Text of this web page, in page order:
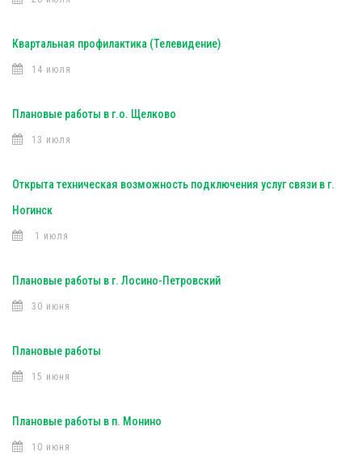
Квартальная профилактика (Телевидение)
14 июля
Плановые работы в г.о. Щелково
13 июля
Открыта техническая возможность подключения услуг связи в г.
Ногинск
1 июля
Плановые работы в г. Лосино-Петровский
30 июня
Плановые работы
15 июня
Плановые работы в п. Монино
10 июня